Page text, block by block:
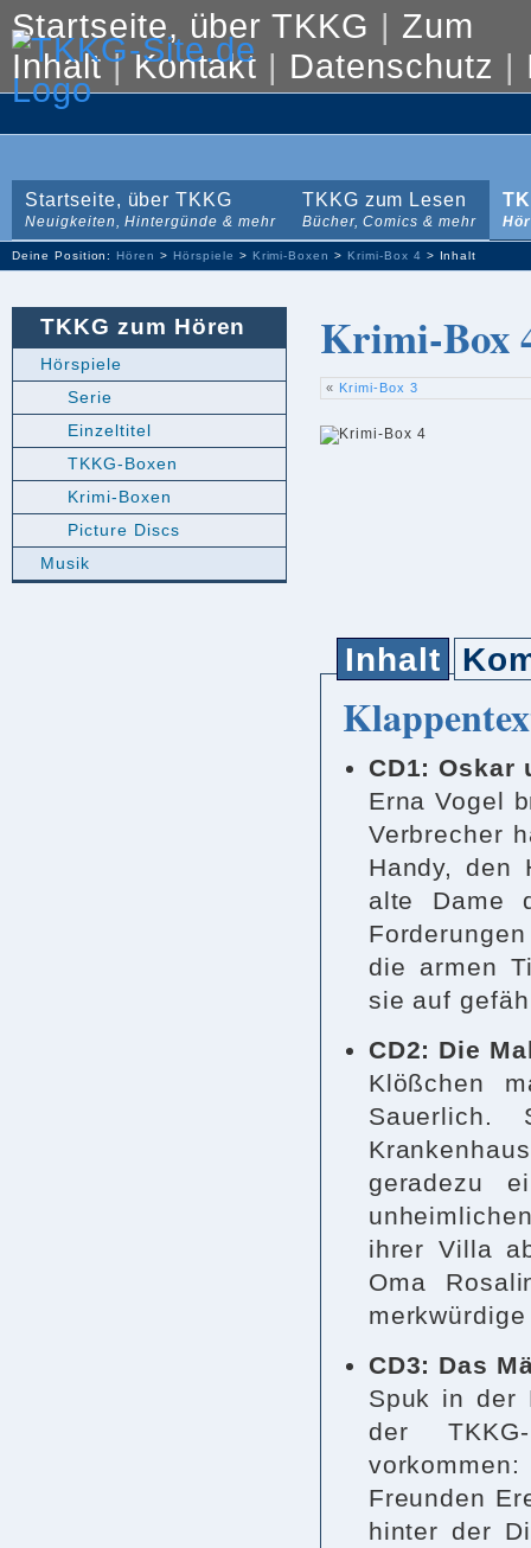
Startseite, über TKKG | Zum
Inhalt|Kontakt | Datenschutz |
Startseite, über TKKG
Neuigkeiten, Hintergünde & mehr
TKKG zum Lesen
Bücher, Comics & mehr
Deine Position:Hören >Hörspiele > Krimi-Boxen >Krimi-Box 4 > Inhalt
Krimi-Box
« Krimi-Box 3
Inhalt
CD1: Oskar
Erna Vogel
Verbrecher
Handy, den
alte Dame
die armen
sie auf
CD2: Die
Klößchen
Sauerlich.
geradezu
ihrer Villa
Oma
CD3: Das
Spuk in der
der
Freunden
hinter der
TKKG zum Hören
Hörspiele
Serie
Einzeltitel
TKKG-Boxen
Krimi-Boxen
Picture Discs
Musik